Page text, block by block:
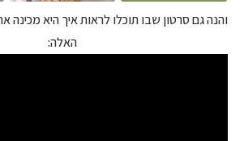
והנה גם סרטון שבו תוכלו לראות איך היא מכינה
האלה: